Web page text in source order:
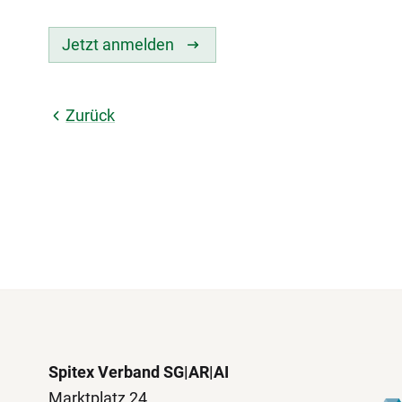
Jetzt anmelden
Zurück
Spitex Verband SG|AR|AI